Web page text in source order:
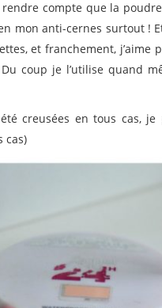
rendre compte que la
mon anti-cernes surtout !
et franchement, j’aime
coup je l’utilise quand
creusées en tous cas,
cas)